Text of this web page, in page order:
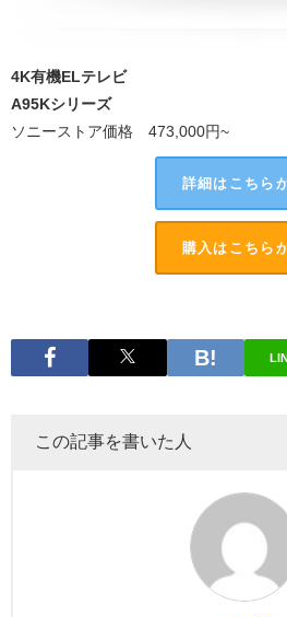
4K有機ELテレビ
A95Kシリーズ
ソニーストア価格 473,000円~
詳細はこちら
購入はこちら
この記事を書いた人